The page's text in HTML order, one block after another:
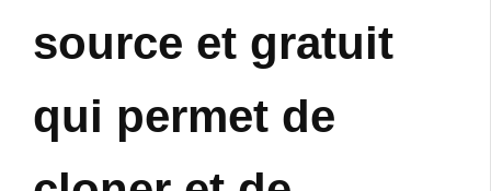
source et gratuit
qui permet de